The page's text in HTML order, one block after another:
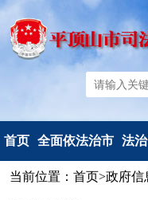
首页 全面依法治市 法
当前位置： 首页>政府信